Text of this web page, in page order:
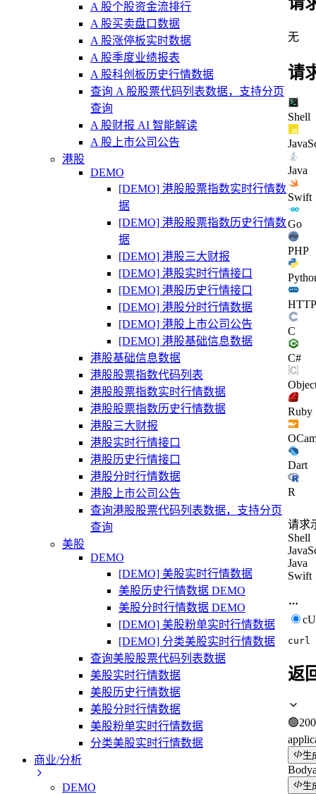
A 股个股资金流排行
A 股买卖盘口数据
A 股涨停板实时数据
A 股季度业绩报表
A 股科创板历史行情数据
查询 A 股股票代码列表数据，支持分页
查询
A 股财报 AI 智能解读
A 股上市公司公告
港股
DEMO
[DEMO] 港股股票指数实时行情数
据
[DEMO] 港股股票指数历史行情数
据
[DEMO] 港股三大财报
[DEMO] 港股实时行情接口
[DEMO] 港股历史行情接口
[DEMO] 港股分时行情数据
[DEMO] 港股上市公司公告
[DEMO] 港股基础信息数据
港股基础信息数据
港股股票指数代码列表
港股股票指数实时行情数据
港股股票指数历史行情数据
港股三大财报
港股实时行情接口
港股历史行情接口
港股分时行情数据
港股上市公司公告
查询港股股票代码列表数据，支持分页
查询
美股
DEMO
[DEMO] 美股实时行情数据
美股历史行情数据 DEMO
美股分时行情数据 DEMO
[DEMO] 美股粉单实时行情数据
[DEMO] 分类美股实时行情数据
查询美股股票代码列表数据
美股实时行情数据
美股历史行情数据
美股分时行情数据
美股粉单实时行情数据
分类美股实时行情数据
商业/分析
DEMO
无
请
Shell
Java
Swift
Go
PHP
HTTP
C
C#
Ruby
Dart
R
请求
Shell
Java
Swift
curl
返
🟢200
生
Body
生